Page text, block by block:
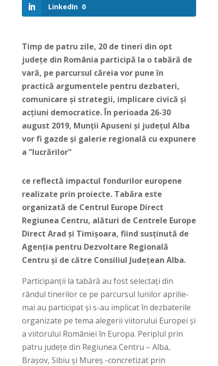
LinkedIn 0
Timp de patru zile, 20 de tineri din opt
județe din România participă la o tabără de
vară, pe parcursul căreia vor pune în
practică argumentele pentru dezbateri,
comunicare și strategii, implicare civică și
acțiuni democratice. În perioada 26-30
august 2019, Munții Apuseni și județul Alba
vor fi gazde și galerie regională cu expunere
a ”lucrărilor”
ce reflectă impactul fondurilor europene
realizate prin proiecte. Tabăra este
organizată de Centrul Europe Direct
Regiunea Centru, alături de Centrele Europe
Direct Arad și Timișoara, fiind susținută de
Agenția pentru Dezvoltare Regională
Centru și de către Consiliul Județean Alba.
Participanții la tabără au fost selectați din
rândul tinerilor ce pe parcursul lunilor aprilie-
mai au participat și s-au implicat în dezbaterile
organizate pe tema alegerii viitorului Europei și
a viitorului României în Europa. Periplul prin
patru județe din Regiunea Centru – Alba,
Brașov, Sibiu și Mureș -concretizat prin